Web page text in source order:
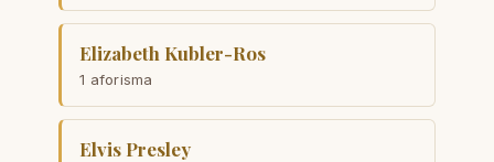
Elizabeth Kubler-Ros
1 aforisma
Elvis Presley